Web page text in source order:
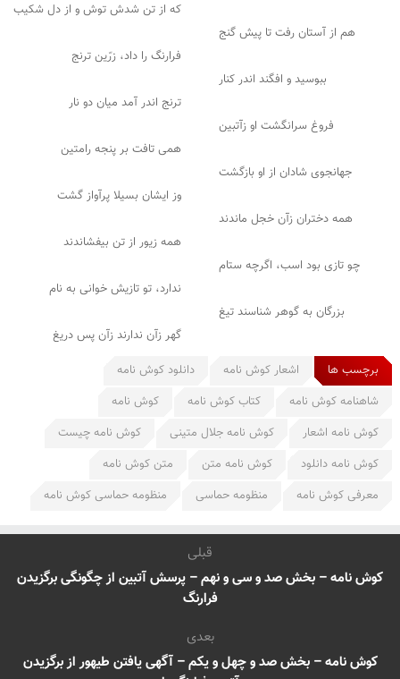
که از تن شدش توش و از دل شکیب
هم از آستان رفت تا پیش گنج
فرارنگ را داد، زرّین ترنج
ببوسید و افگند اندر کنار
ترنج اندر آمد میان دو نار
فروغ سرانگشت او زآتبین
همی تافت بر پنجه رامتین
جهانجوی شادان از او بازگشت
وز ایشان بسیلا پرآواز گشت
همه دختران زآن خجل ماندند
همه زیور از تن بیفشاندند
چو تازی بود اسب، اگرچه ستام
ندارد، تو تازیش خوانی به نام
بزرگان به گوهر شناسند تیغ
گهر زآن ندارند زآن پس دریغ
برچسب ها
اشعار کوش نامه
دانلود کوش نامه
شاهنامه کوش نامه
کتاب کوش نامه
کوش نامه
کوش نامه اشعار
کوش نامه جلال متینی
کوش نامه چیست
کوش نامه دانلود
کوش نامه متن
متن کوش نامه
معرفی کوش نامه
منظومه حماسی منظومه حماسی کوش نامه
قبلی
کوش نامه – بخش صد و سی و نهم – پرسش آتبین از چگونگی برگزیدن
فرارنگ
بعدی
کوش نامه – بخش صد و چهل و یکم – آگهی یافتن طیهور از برگزیدن